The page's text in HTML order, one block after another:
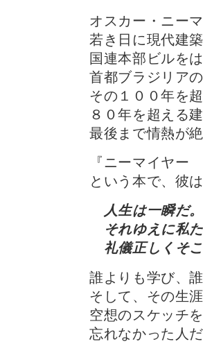
オスカー・ニー
若き日に現代建
国連本部ビルを
首都ブラジリア
その１００年を
８０年を超える
最後まで情熱が
『ニーマイヤ
という本で、彼
人生は一瞬だ
それゆえに私
礼儀正しくそ
誰よりも学び、
そして、その生
空想のスケッチ
忘れなかった人